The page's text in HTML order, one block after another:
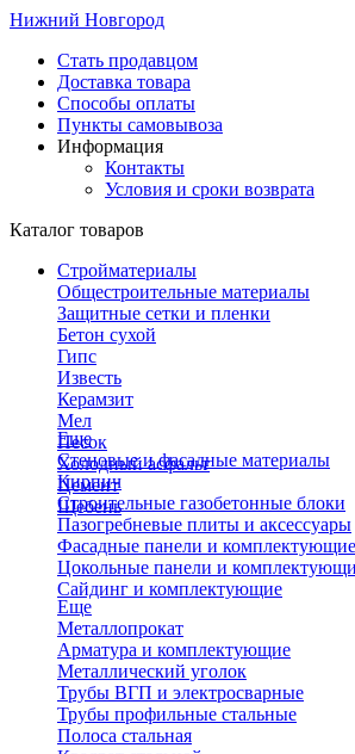
Нижний Новгород
Стать продавцом
Доставка товара
Способы оплаты
Пункты самовывоза
Информация
Контакты
Условия и сроки возврата
Каталог товаров
Стройматериалы
Общестроительные материалы
Защитные сетки и пленки
Бетон сухой
Гипс
Известь
Керамзит
Мел
Песок
Холодный асфальт
Цемент
Щебень
Еще
Стеновые и фасадные материалы
Кирпич
Строительные газобетонные блоки
Пазогребневые плиты и аксессуары
Фасадные панели и комплектующие
Цокольные панели и
Сайдинг и комплектующие
Еще
Металлопрокат
Арматура и комплектующие
Металлический уголок
Трубы ВГП и электросварные
Трубы профильные стальные
Полоса стальная